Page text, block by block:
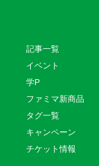
記事一覧
イベント
学P
ファミマ新商品
タグ一覧
キャンペーン
チケット情報